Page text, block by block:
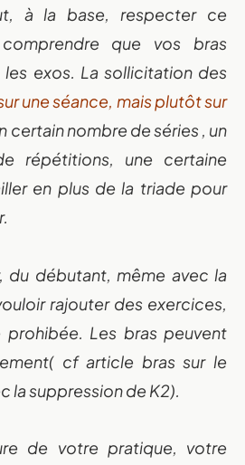
à la base, respecter ce
que vos bras
les exos. La sollicitation des
une séance, mais plutôt sur
certain nombre de séries , un
répétitions, une certaine
en plus de la triade pour
du débutant, même avec la
rajouter des exercices,
prohibée. Les bras peuvent
cf article bras sur le
la suppression de K2).
de votre pratique, votre